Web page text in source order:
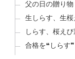
父の日の贈り物
生しらす、生
しらす、桜え
合格を❝しらす